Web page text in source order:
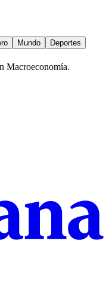
Mundo
Deportes
Macroeconomía.